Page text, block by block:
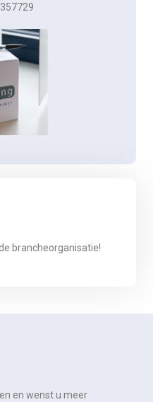
brancheorganisatie!
en wenst u meer